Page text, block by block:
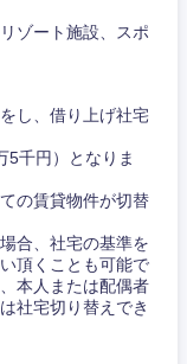
ゾート施設、スポ
し、借り上げ社宅
5千円）となりま
の賃貸物件が切替
合、社宅の基準を
頂くことも可能で
本人または配偶者
社宅切り替えでき